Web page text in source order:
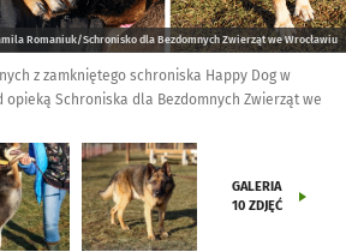
Romaniuk/Schronisko dla Bezdomnych Zwierząt we Wrocławiu
z zamkniętego schroniska Happy Dog w
Schroniska dla Bezdomnych Zwierząt we
GALERIA
10 ZDJĘĆ